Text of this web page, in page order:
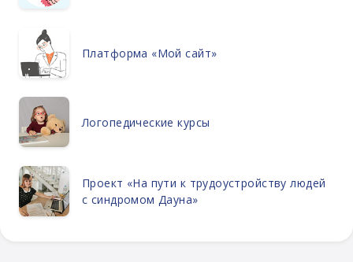
Платформа «Мой сайт»
Логопедические курсы
Проект «На пути к трудоустройству людей
с синдромом Дауна»